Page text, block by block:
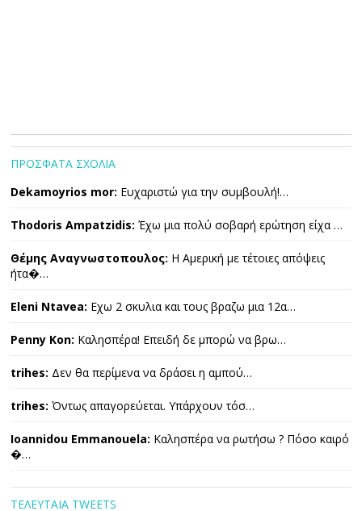
ΠΡΟΣΦΑΤΑ ΣΧΟΛΙΑ
Dekamoyrios mor: Ευχαριστώ για την συμβουλή!…
Thodoris Ampatzidis: Έχω μια πολύ σοβαρή ερώτηση είχα …
Θέμης Αναγνωστοπουλος: Η Αμερική με τέτοιες απόψεις
ήτα�…
Eleni Ntavea: Εχω 2 σκυλια και τους βραζω μια 12α…
Penny Kon: Καλησπέρα! Επειδή δε μπορώ να βρω…
trihes: Δεν θα περίμενα να δράσει η αμπού…
trihes: Όντως απαγορεύεται. Υπάρχουν τόσ…
Ioannidou Emmanouela: Καλησπέρα να ρωτήσω ? Πόσο καιρό
�…
ΤΕΛΕΥΤΑΙΑ TWEETS